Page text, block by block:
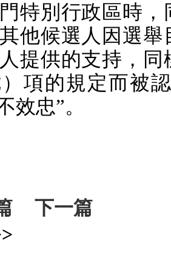
特別行政區時，
他候選人因選舉
提供的支持，同
項的規定而被
效忠”。
下一篇